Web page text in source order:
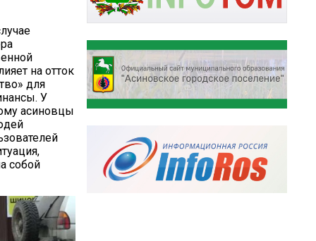
на отток
для
У
асиновцы
собой